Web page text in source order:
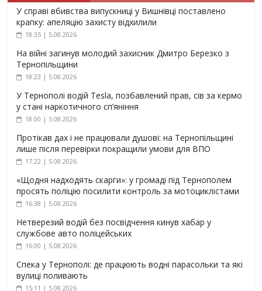
У справі вбивства випускниці у Вишнівці поставлено
крапку: апеляцію захисту відхилили
18:35 | 5.08.2026
На війні загинув молодий захисник Дмитро Березко з
Тернопільщини
18:23 | 5.08.2026
У Тернополі водій Tesla, позбавлений прав, сів за кермо
у стані наркотичного сп’яніння
18:00 | 5.08.2026
Протікав дах і не працювали душові: на Тернопільщині
лише після перевірки покращили умови для ВПО
17:22 | 5.08.2026
«Щодня надходять скарги»: у громаді під Тернополем
просять поліцію посилити контроль за мотоциклістами
16:38 | 5.08.2026
Нетверезий водій без посвідчення кинув хабар у
службове авто поліцейських
16:00 | 5.08.2026
Спека у Тернополі: де працюють водні парасольки та які
вулиці поливають
15:11 | 5.08.2026